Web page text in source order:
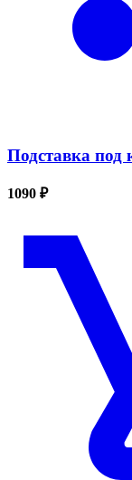
Подставка под
1090 ₽